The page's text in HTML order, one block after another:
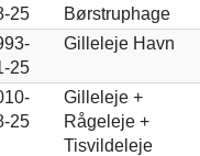
25
Børstruphage
25
Gilleleje Havn
25
Gilleleje +
Rågeleje +
Tisvildeleje